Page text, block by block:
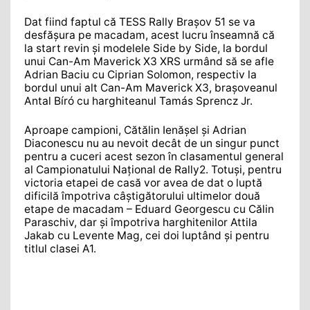
Dat fiind faptul că TESS Rally Brașov 51 se va
desfășura pe macadam, acest lucru înseamnă că
la start revin și modelele Side by Side, la bordul
unui Can-Am Maverick X3 XRS urmând să se afle
Adrian Baciu cu Ciprian Solomon, respectiv la
bordul unui alt Can-Am Maverick X3, brașoveanul
Antal Bíró cu harghiteanul Tamás Sprencz Jr.
Aproape campioni, Cătălin Ienășel și Adrian
Diaconescu nu au nevoit decât de un singur punct
pentru a cuceri acest sezon în clasamentul general
al Campionatului Național de Rally2. Totuși, pentru
victoria etapei de casă vor avea de dat o luptă
dificilă împotriva câștigătorului ultimelor două
etape de macadam – Eduard Georgescu cu Călin
Paraschiv, dar și împotriva harghitenilor Attila
Jakab cu Levente Mag, cei doi luptând și pentru
titlul clasei A1.